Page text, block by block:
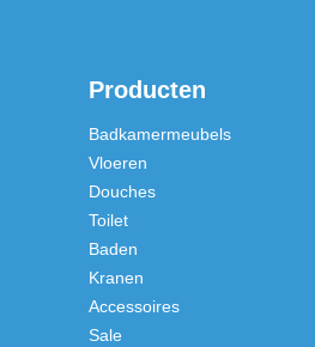
Producten
Badkamermeubels
Vloeren
Douches
Toilet
Baden
Kranen
Accessoires
Sale